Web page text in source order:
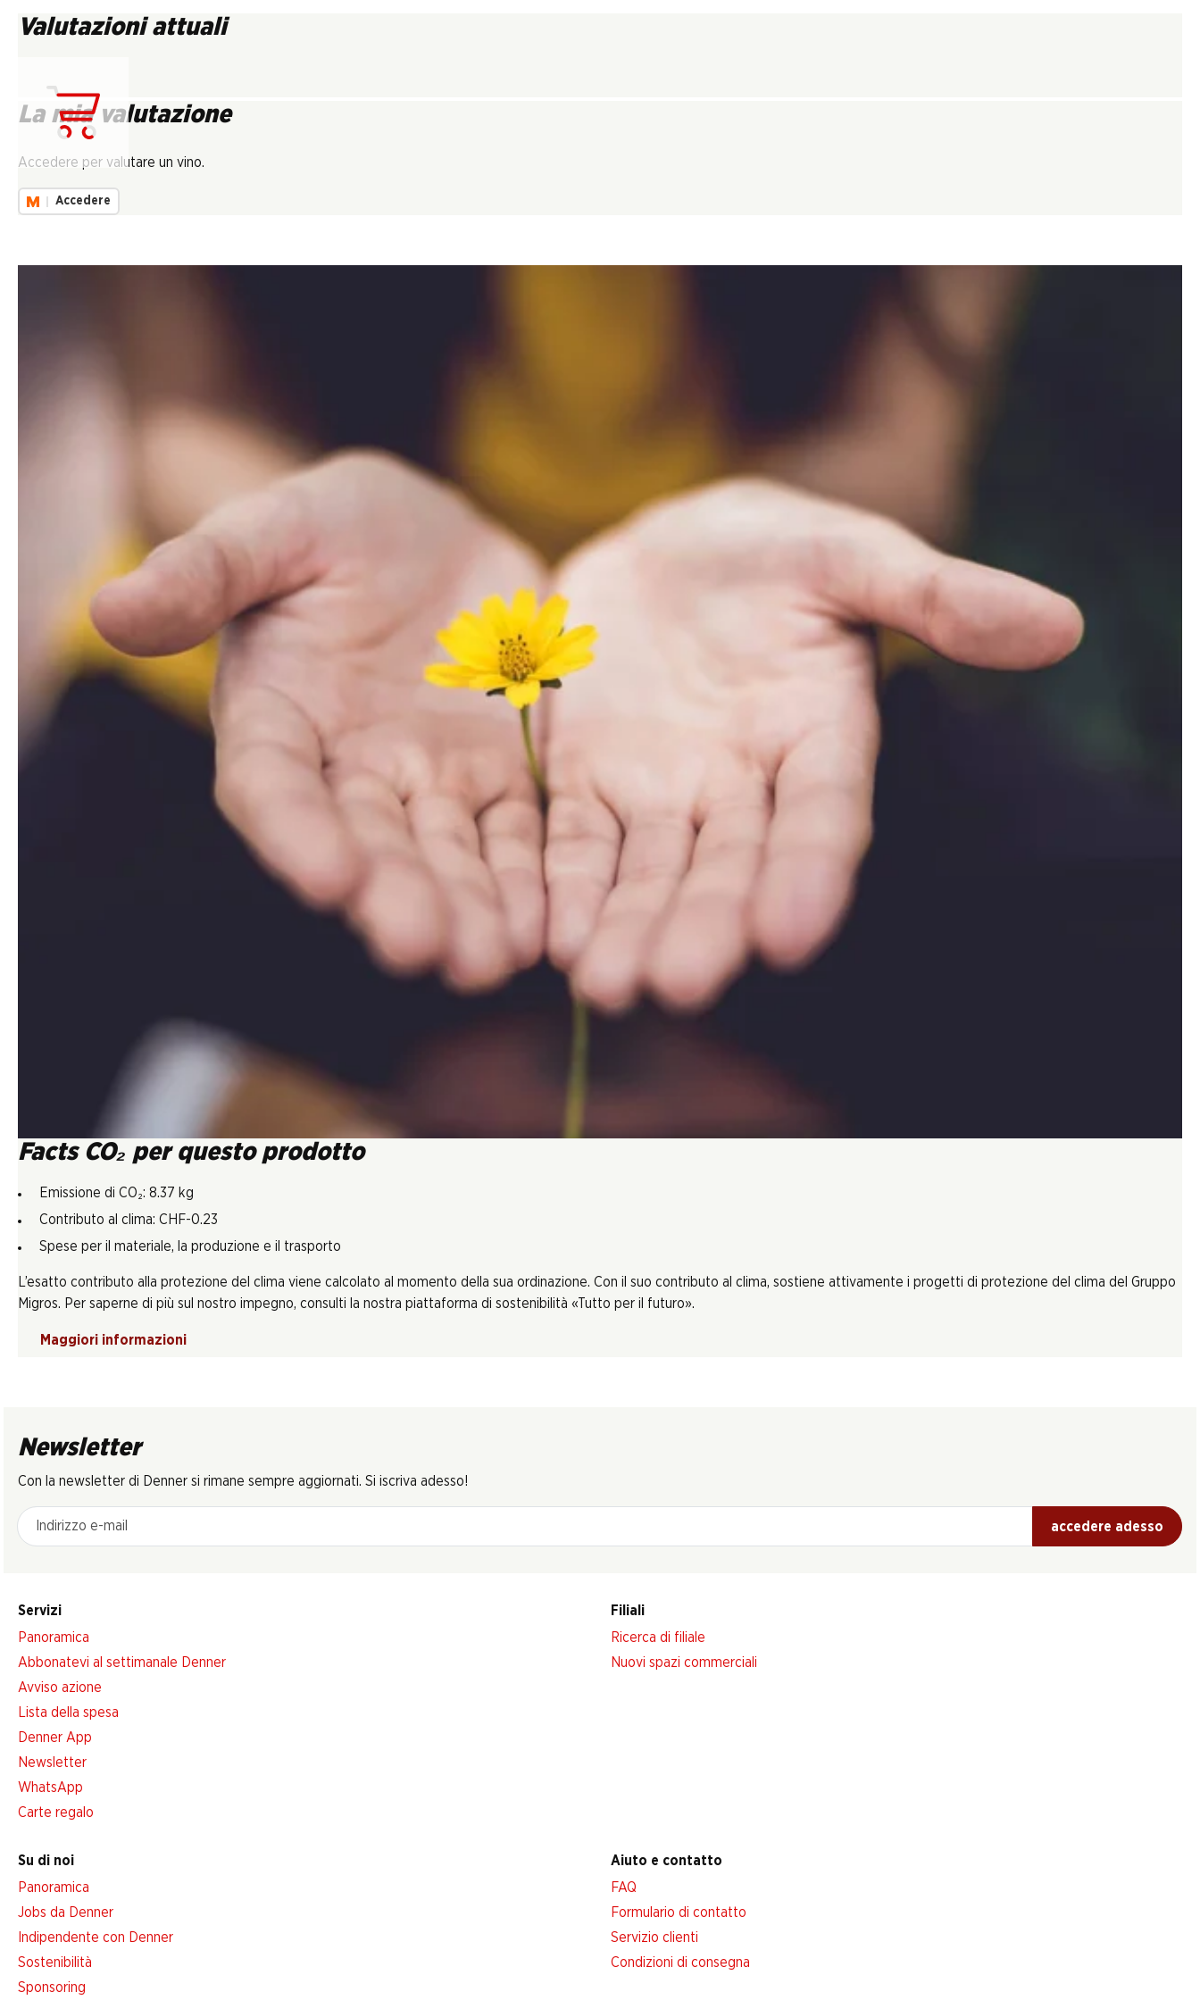
Valutazioni attuali
La mia valutazione
Accedere per valutare un vino.
Accedere
Facts CO₂ per questo prodotto
Emissione di CO₂: 8.37 kg
Contributo al clima: CHF-0.23
Spese per il materiale, la produzione e il trasporto
L’esatto contributo alla protezione del clima viene calcolato al momento della sua ordinazione. Con il suo contributo al clima, sostiene attivamente i progetti di protezione del clima del Gruppo
Migros. Per saperne di più sul nostro impegno, consulti la nostra piattaforma di sostenibilità «Tutto per il futuro».
Maggiori informazioni
Newsletter
Con la newsletter di Denner si rimane sempre aggiornati. Si iscriva adesso!
Indirizzo e-mail
accedere adesso
Servizi
Panoramica
Abbonatevi al settimanale Denner
Avviso azione
Lista della spesa
Denner App
Newsletter
WhatsApp
Carte regalo
Filiali
Ricerca di filiale
Nuovi spazi commerciali
Su di noi
Panoramica
Jobs da Denner
Indipendente con Denner
Sostenibilità
Sponsoring
Aiuto e contatto
FAQ
Formulario di contatto
Servizio clienti
Condizioni di consegna